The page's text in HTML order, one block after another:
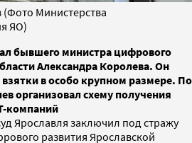
Министерства
ЯО)
бывшего министра цифрового
Александра Королева. Он
в особо крупном размере. По
организовал схему получения
компаний
Ярославля заключил под стражу
развития Ярославской